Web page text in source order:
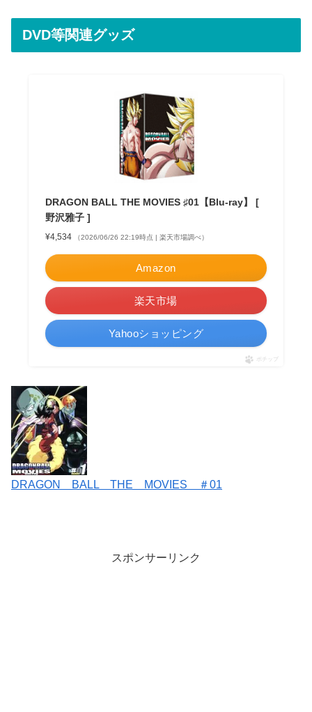
DVD等関連グッズ
DRAGON BALL THE MOVIES ♯01【Blu-ray】 [
野沢雅子 ]
¥4,534 （2026/06/26 22:19時点 | 楽天市場調べ）
Amazon
楽天市場
Yahooショッピング
ポチップ
DRAGON BALL THE MOVIES ＃01
スポンサーリンク